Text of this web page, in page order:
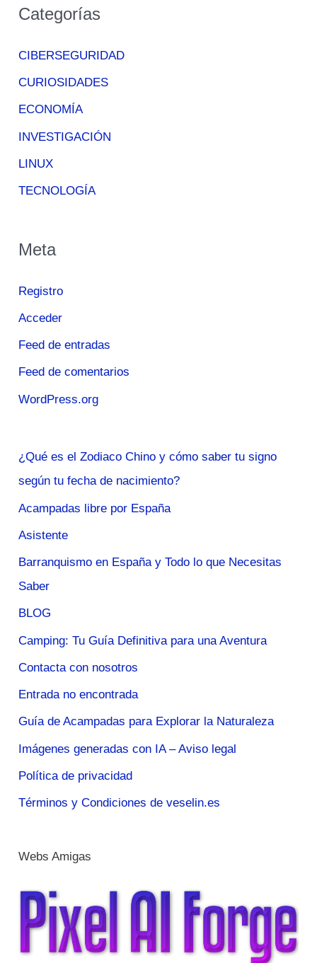
Categorías
CIBERSEGURIDAD
CURIOSIDADES
ECONOMÍA
INVESTIGACIÓN
LINUX
TECNOLOGÍA
Meta
Registro
Acceder
Feed de entradas
Feed de comentarios
WordPress.org
¿Qué es el Zodiaco Chino y cómo saber tu signo
según tu fecha de nacimiento?
Acampadas libre por España
Asistente
Barranquismo en España y Todo lo que Necesitas
Saber
BLOG
Camping: Tu Guía Definitiva para una Aventura
Contacta con nosotros
Entrada no encontrada
Guía de Acampadas para Explorar la Naturaleza
Imágenes generadas con IA – Aviso legal
Política de privacidad
Términos y Condiciones de veselin.es
Webs Amigas